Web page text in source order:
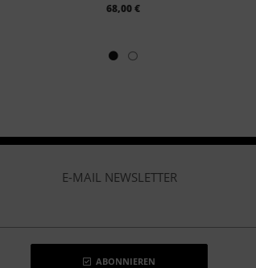
68,00 €
E-MAIL NEWSLETTER
ABONNIEREN